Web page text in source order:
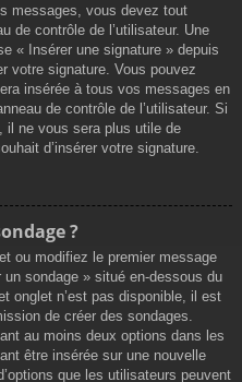
messages, vous devez tout
de contrôle de l’utilisateur. Une
« Insérer une signature » depuis
votre signature. Vous pouvez
insérée à tous vos messages en
de contrôle de l’utilisateur. Si
il ne vous sera plus utile de
d’insérer votre signature.
?
ou modifiez le premier message
un sondage » situé en-dessous du
onglet n’est pas disponible, il est
de créer des sondages.
au moins deux options dans les
être insérée sur une nouvelle
que les utilisateurs peuvent